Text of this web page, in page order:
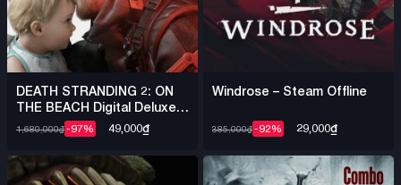
DEATH STRANDING 2: ON
THE BEACH Digital Deluxe +
Việt Hóa – Steam Offline
1,680,000₫-97% 49,000₫
Windrose – Steam Offline
385,000₫-92% 29,000₫